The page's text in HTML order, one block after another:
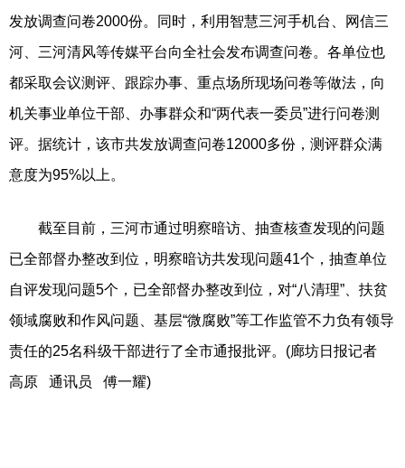
发放调查问卷2000份。同时，利用智慧三河手机台、网信三
河、三河清风等传媒平台向全社会发布调查问卷。各单位也
都采取会议测评、跟踪办事、重点场所现场问卷等做法，向
机关事业单位干部、办事群众和“两代表一委员”进行问卷测
评。据统计，该市共发放调查问卷12000多份，测评群众满
意度为95%以上。
截至目前，三河市通过明察暗访、抽查核查发现的问题
已全部督办整改到位，明察暗访共发现问题41个，抽查单位
自评发现问题5个，已全部督办整改到位，对“八清理”、扶贫
领域腐败和作风问题、基层“微腐败”等工作监管不力负有领导
责任的25名科级干部进行了全市通报批评。(廊坊日报记者
高原 通讯员 傅一耀)